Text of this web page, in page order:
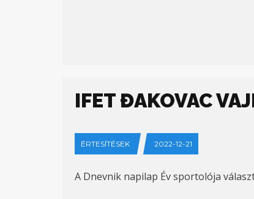
IFET ĐAKOVAC
ÉRTESÍTÉSEK 2022-12-21
A Dnevnik napilap Év sportolója